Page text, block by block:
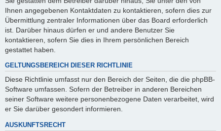
Ihnen angegebenen Kontaktdaten zu kontaktieren, sofern dies zur
Übermittlung zentraler Informationen über das Board erforderlich
ist. Darüber hinaus dürfen er und andere Benutzer Sie
kontaktieren, sofern Sie dies in Ihrem persönlichen Bereich
gestattet haben.
GELTUNGSBEREICH DIESER RICHTLINIE
Diese Richtlinie umfasst nur den Bereich der Seiten, die die phpBB-
Software umfassen. Sofern der Betreiber in anderen Bereichen
seiner Software weitere personenbezogene Daten verarbeitet, wird
er Sie darüber gesondert informieren.
AUSKUNFTSRECHT